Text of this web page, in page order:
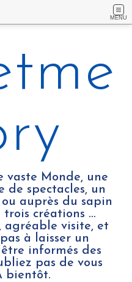
MENU
Monde, une
de spectacles, un
auprès du sapin
trois créations …
agréable visite, et
à laisser un
informés des
pas de vous
bientôt.